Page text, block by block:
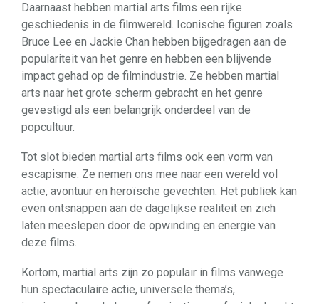
Daarnaast hebben martial arts films een rijke
geschiedenis in de filmwereld. Iconische figuren zoals
Bruce Lee en Jackie Chan hebben bijgedragen aan de
populariteit van het genre en hebben een blijvende
impact gehad op de filmindustrie. Ze hebben martial
arts naar het grote scherm gebracht en het genre
gevestigd als een belangrijk onderdeel van de
popcultuur.
Tot slot bieden martial arts films ook een vorm van
escapisme. Ze nemen ons mee naar een wereld vol
actie, avontuur en heroïsche gevechten. Het publiek kan
even ontsnappen aan de dagelijkse realiteit en zich
laten meeslepen door de opwinding en energie van
deze films.
Kortom, martial arts zijn zo populair in films vanwege
hun spectaculaire actie, universele thema’s,